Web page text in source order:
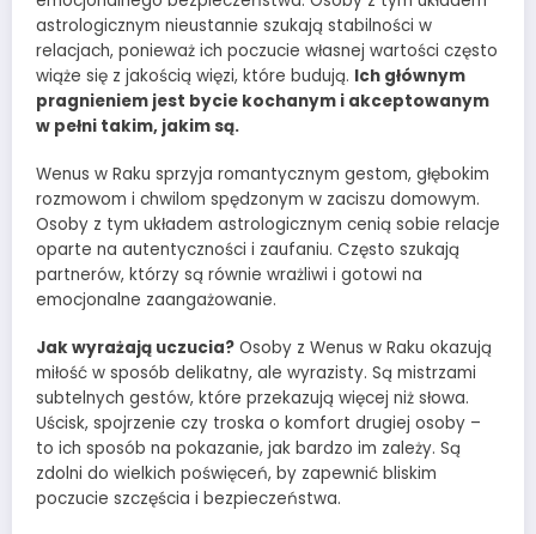
astrologicznym nieustannie szukają stabilności w
relacjach, ponieważ ich poczucie własnej wartości często
wiąże się z jakością więzi, które budują. Ich głównym
pragnieniem jest bycie kochanym i akceptowanym
w pełni takim, jakim są.
Wenus w Raku sprzyja romantycznym gestom, głębokim
rozmowom i chwilom spędzonym w zaciszu domowym.
Osoby z tym układem astrologicznym cenią sobie relacje
oparte na autentyczności i zaufaniu. Często szukają
partnerów, którzy są równie wrażliwi i gotowi na
emocjonalne zaangażowanie.
Jak wyrażają uczucia? Osoby z Wenus w Raku okazują
miłość w sposób delikatny, ale wyrazisty. Są mistrzami
subtelnych gestów, które przekazują więcej niż słowa.
Uścisk, spojrzenie czy troska o komfort drugiej osoby –
to ich sposób na pokazanie, jak bardzo im zależy. Są
zdolni do wielkich poświęceń, by zapewnić bliskim
poczucie szczęścia i bezpieczeństwa.